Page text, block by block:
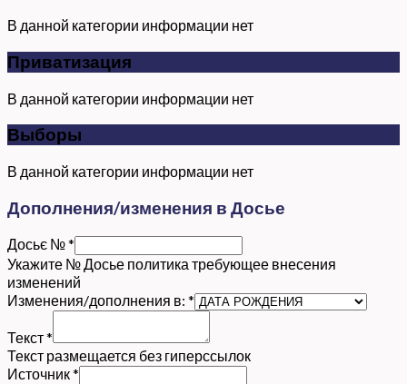
В данной категории информации нет
Приватизация
В данной категории информации нет
Выборы
В данной категории информации нет
Дополнения/изменения в Досье
Досьє №*
Укажите № Досье политика требующее внесения
изменений
Изменения/дополнения в: *
Текст*
Текст размещается без гиперссылок
Источник*